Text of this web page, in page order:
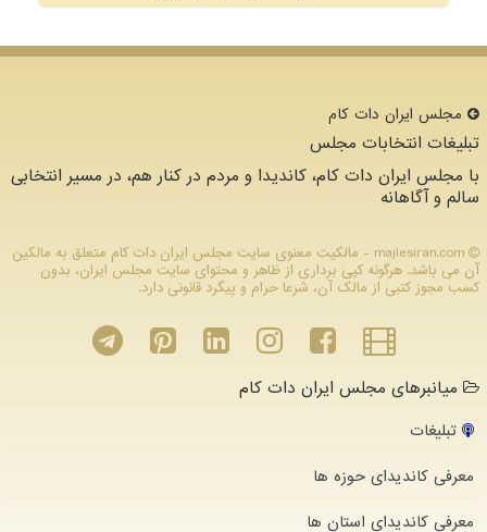
مجلس ایران دات كام
تبلیغات انتخابات مجلس
با مجلس ایران دات کام، کاندیدا و مردم در کنار هم، در مسیر انتخابی
سالم و آگاهانه
majlesiran.com - مالکیت معنوی سایت مجلس ایران دات كام متعلق به مالکین
آن می باشد. هرگونه کپی برداری از ظاهر و محتوای سایت مجلس ایران، بدون
کسب مجوز کتبی از مالک آن، شرعا حرام و پیگرد قانونی دارد.
میانبرهای مجلس ایران دات کام
تبلیغات
معرفی کاندیدای حوزه ها
معرفی کاندیدای استان ها